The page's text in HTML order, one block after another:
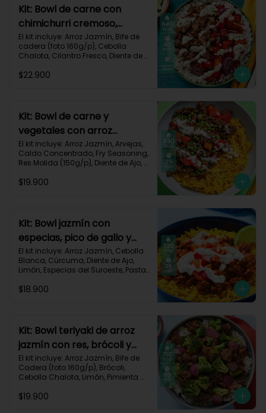
Grasas 25g | Proteínas 41g
Kit: Bowl de carne con
chimichurri cremoso,
pimentón y tomate-115
El kit incluye: Arroz Jazmín, Bife de
cadera (foto 160g/p), Cebolla
Chalota, Cilantro Fresco, Diente de
Suroeste, Pimentón Rojo, Sour
Proteínas 44g
$22.900
Kit: Bowl de carne y
vegetales con arroz
dorado-94
El kit incluye: Arroz Jazmín, Arvejas,
Caldo Concentrado, Fry Seasoning,
Res Molida (150g/p), Diente de Ajo,
Rojo, Receta Impresa.
$19.900
Kit: Bowl jazmín con
especias, pico de gallo y
crema de limón-82
El kit incluye: Arroz Jazmín, Cebolla
Blanca, Cúrcuma, Diente de Ajo,
Limón, Especias del Suroeste, Pasta
Sour Cream, Tomate, Receta
Grasas 32g | Proteínas 28g
$18.900
Kit: Bowl teriyaki de arroz
jazmín con res, brócoli y
cebolla-114
El kit incluye: Arroz Jazmín, Bife de
Cadera (foto 160g/p), Brócoli,
Cebolla Chalota, Limón, Pimienta
Impresa.
$19.900